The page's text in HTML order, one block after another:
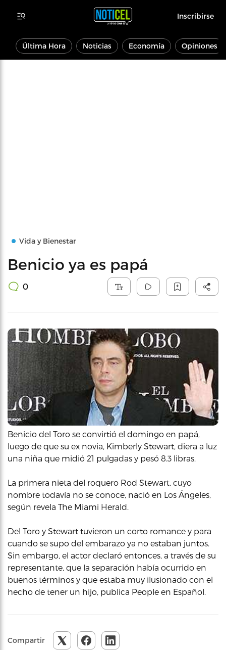
Inscribirse
Última Hora Noticias Economía Opiniones
Vida y Bienestar
Benicio ya es papá
0
Benicio del Toro se convirtió el domingo en papá,
luego de que su ex novia, Kimberly Stewart, diera a luz
una niña que midió 21 pulgadas y pesó 8.3 libras.
La primera nieta del roquero Rod Stewart, cuyo
nombre todavía no se conoce, nació en Los Ángeles,
según revela The Miami Herald.
Del Toro y Stewart tuvieron un corto romance y para
cuando se supo del embarazo ya no estaban juntos.
Sin embargo, el actor declaró entonces, a través de su
representante, que la separación había ocurrido en
buenos términos y que estaba muy ilusionado con el
hecho de tener un hijo, publica People en Español.
Compartir